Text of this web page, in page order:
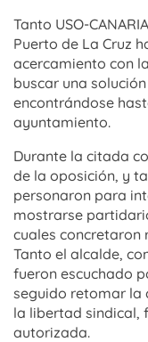
Tanto USO-
Puerto de La Cruz
acercamiento con
buscar una
encontrándose
ayuntamiento.
Durante la citada
de la oposición, y
personaron para
mostrarse
cuales concretaron
Tanto el alcalde,
fueron escuchado
seguido retomar la
la libertad sindical,
autorizada.